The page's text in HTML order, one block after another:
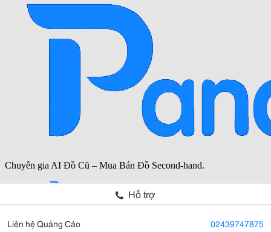
Hỗ trợ
Liên hệ Quảng Cáo 02439747875